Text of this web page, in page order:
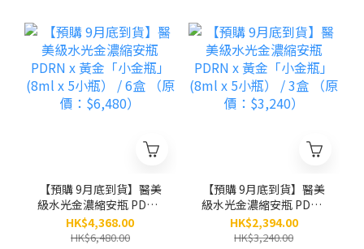
【預購 9月底到貨】醫美
級水光金濃縮安瓶 PDRN
x 黃金「小金瓶」(8ml x
5小瓶） / 6盒 （原價：
HK$4,368.00
HK$6,480.00
【預購 9月底到貨】醫美
級水光金濃縮安瓶 PDRN
x 黃金「小金瓶」(8ml x
5小瓶） / 3盒 （原價：
HK$2,394.00
HK$3,240.00